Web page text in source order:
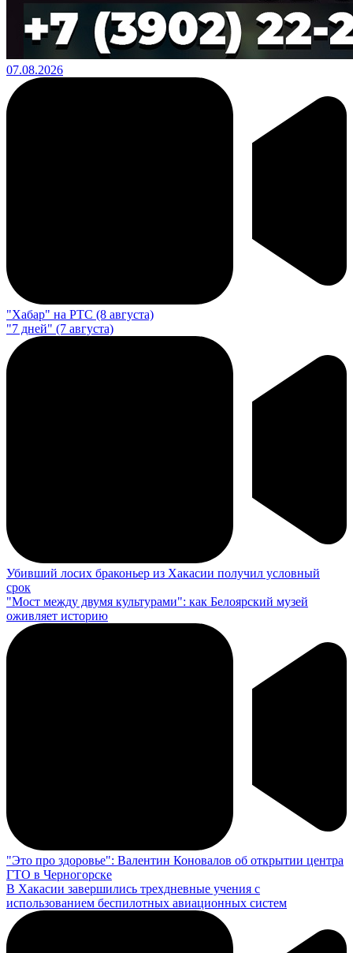
07.08.2026
"Хабар" на РТС (8 августа)
"7 дней" (7 августа)
Убивший лосих браконьер из Хакасии получил условный
срок
"Мост между двумя культурами": как Белоярский музей
оживляет историю
"Это про здоровье": Валентин Коновалов об открытии центра
ГТО в Черногорске
В Хакасии завершились трехдневные учения с
использованием беспилотных авиационных систем